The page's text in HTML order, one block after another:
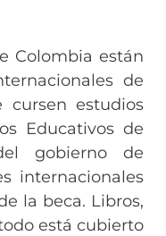
Colombia están
de
estudios
Educativos de
gobierno de
internacionales
la beca. Libros,
está cubierto